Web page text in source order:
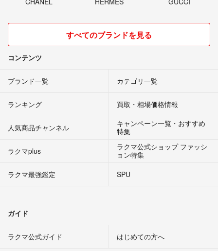
すべてのブランドを見る
コンテンツ
ブランド一覧 カテゴリ一覧
ランキング 買取・相場価格情報
人気商品チャンネル
キャンペーン一覧・おすすめ
特集
ラクマplus
ラクマ公式ショップ ファッシ
ョン特集
ラクマ最強鑑定
SPU
ガイド
ラクマ公式ガイド はじめての方へ